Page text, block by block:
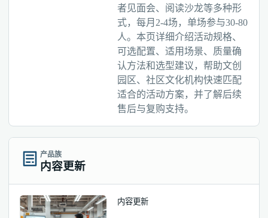
者见面会、阅读沙龙等多种形
式，每月2-4场，单场参与30-80
人。本页详细介绍活动规格、
可选配置、适用场景、质量确
认方法和选型建议，帮助文创
园区、社区文化机构快速匹配
适合的活动方案，并了解后续
售后与复购支持。
产品族
内容更新
内容更新